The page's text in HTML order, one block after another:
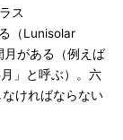
ス
（Lunisolar
がある（例えば
」と呼ぶ）。六
ければならない